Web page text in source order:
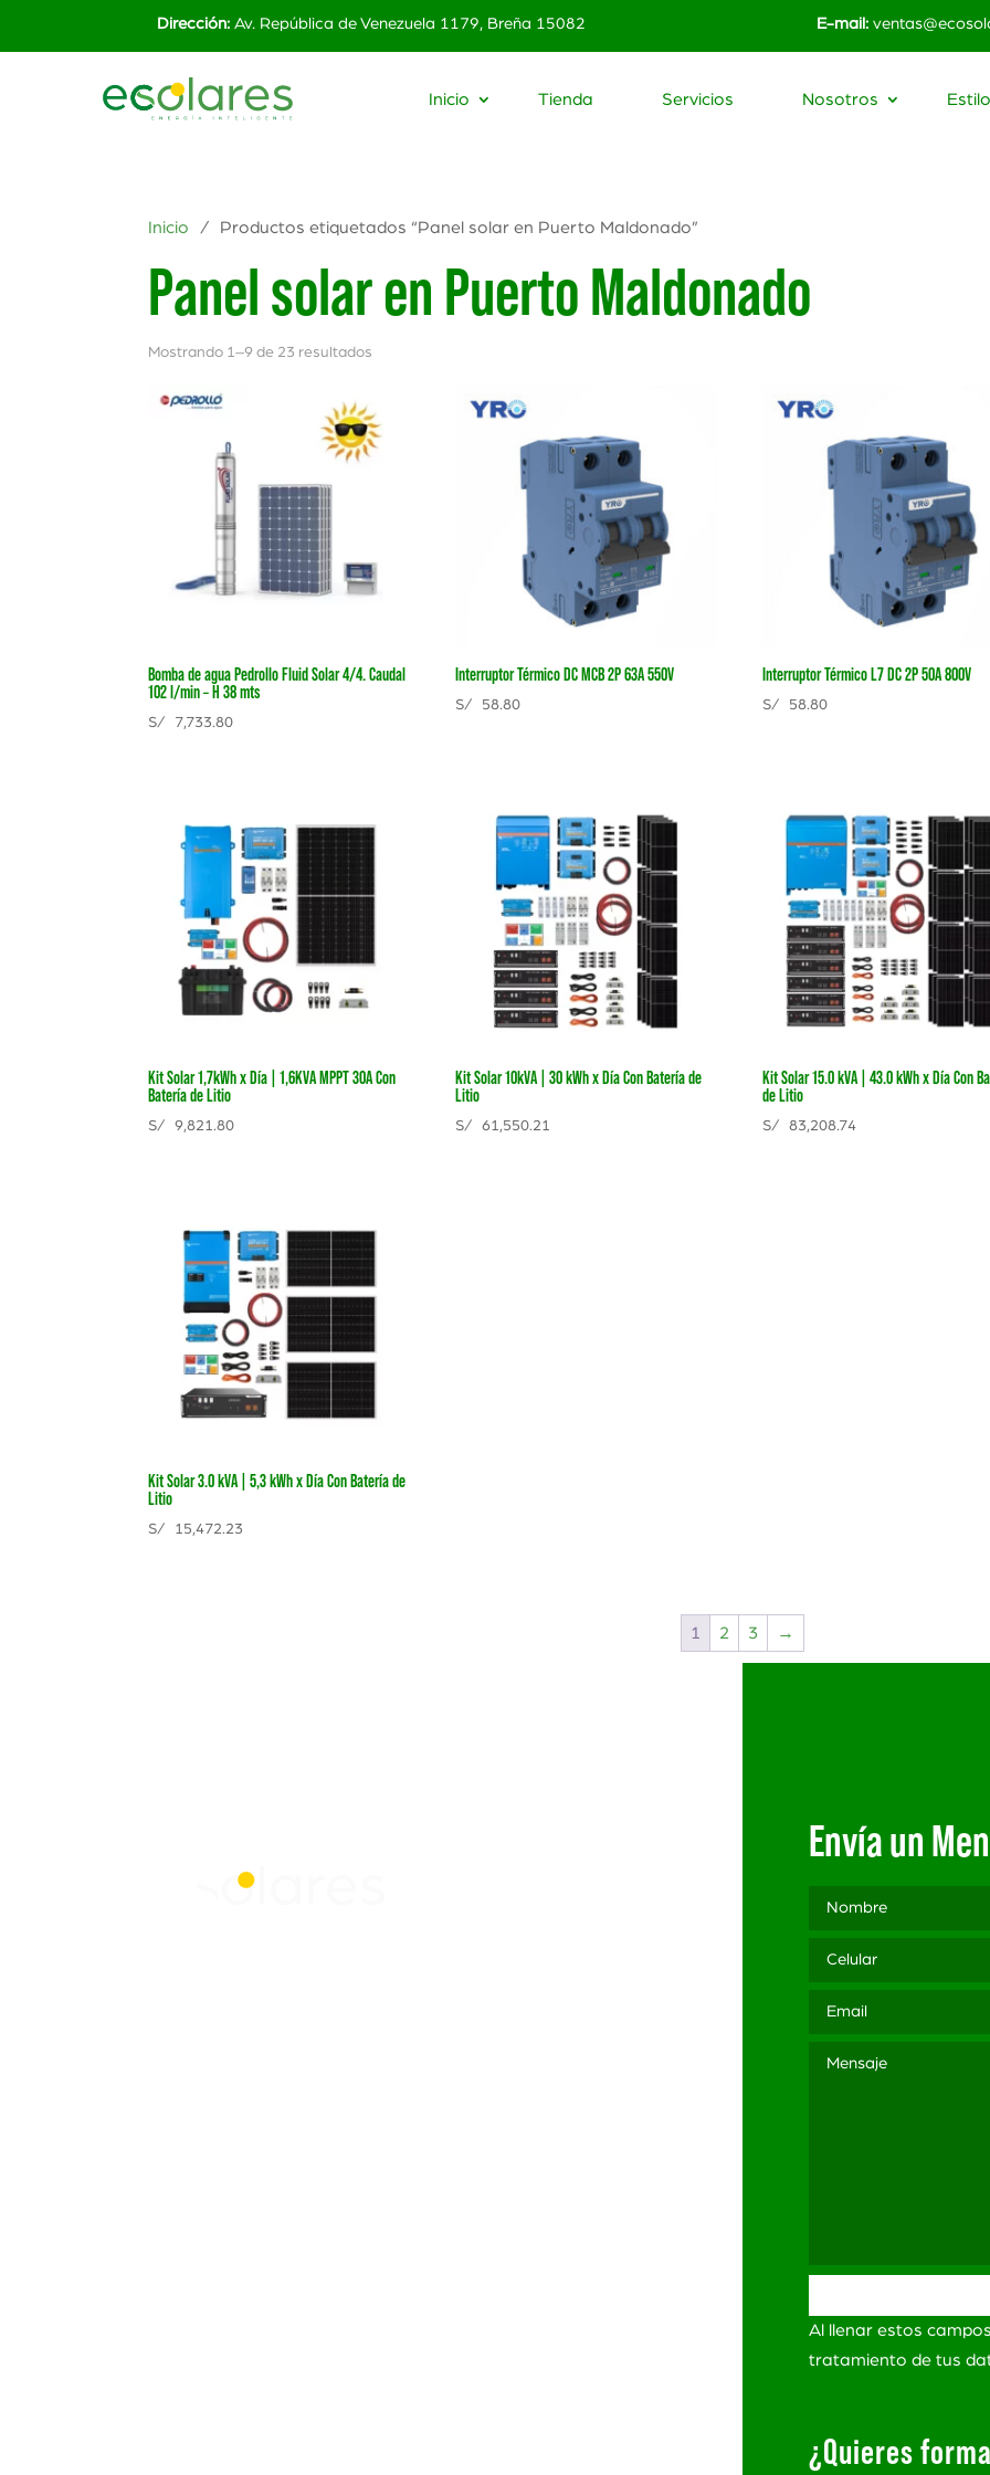
Dirección: Av. República de Venezuela 1179, Breña 15082 E-mail:
Inicio Tienda Servicios Nosotros
Inicio / Productos etiquetados “Panel solar en Puerto Maldonado”
Panel solar en Puerto Maldonado
Mostrando 1–9 de 23 resultados
Bomba de agua Pedrollo Fluid Solar 4/4. Caudal
102 l/min – H 38 mts
S/ 7,733.80
Interruptor Térmico DC MCB 2P 63A 550V
S/ 58.80
Interruptor Térmico L7 DC 2P 50A 800V
S/ 58.80
Kit Solar 1,7kWh x Día | 1,6KVA MPPT 30A Con
Batería de Litio
S/ 9,821.80
Kit Solar 10kVA | 30 kWh x Día Con Batería de
Litio
S/ 61,550.21
Kit Solar 15.0 kVA | 43.0 kWh x Día Con
de Litio
S/ 83,208.74
Kit Solar 3.0 kVA | 5,3 kWh x Día Con Batería de
Litio
S/ 15,472.23
1 2 3 →
Envía un
Al llenar estos
tratamiento de tus
¿Quieres